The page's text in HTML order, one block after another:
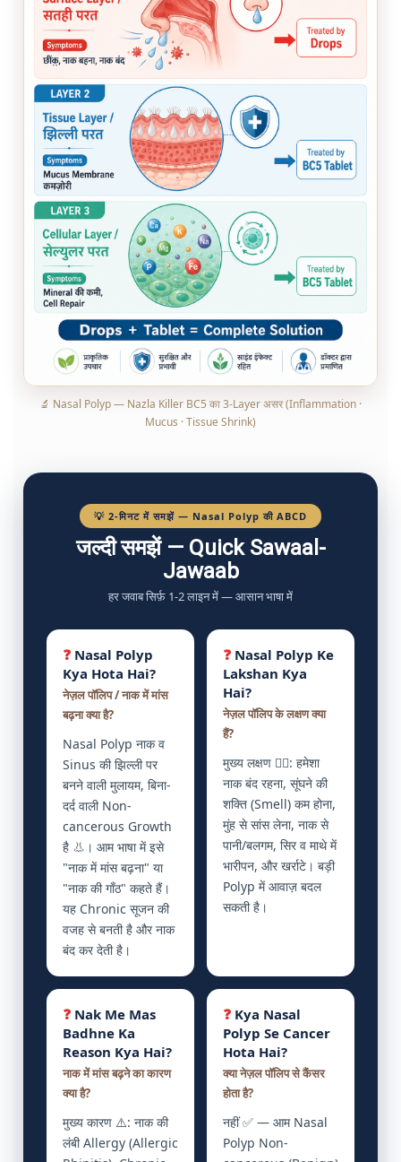
🔬 Nasal Polyp — Nazla Killer BC5 का 3-Layer असर (Inflammation ·
Mucus · Tissue Shrink)
💡 2-मिनट में समझें — Nasal Polyp की ABCD
जल्दी समझें — Quick Sawaal-
Jawaab
हर जवाब सिर्फ़ 1-2 लाइन में — आसान भाषा में
❓ Nasal Polyp
Kya Hota Hai?
नेज़ल पॉलिप / नाक में मांस
बढ़ना क्या है?
Nasal Polyp नाक व
Sinus की झिल्ली पर
बनने वाली मुलायम, बिना-
दर्द वाली Non-
cancerous Growth
है 👃। आम भाषा में इसे
"नाक में मांस बढ़ना" या
"नाक की गाँठ" कहते हैं।
यह Chronic सूजन की
वजह से बनती है और नाक
बंद कर देती है।
❓ Nasal Polyp Ke
Lakshan Kya
Hai?
नेज़ल पॉलिप के लक्षण क्या
हैं?
मुख्य लक्षण 😮‍💨: हमेशा
नाक बंद रहना, सूंघने की
शक्ति (Smell) कम होना,
मुंह से सांस लेना, नाक से
पानी/बलगम, सिर व माथे में
भारीपन, और खर्राटे। बड़ी
Polyp में आवाज़ बदल
सकती है।
❓ Nak Me Mas
Badhne Ka
Reason Kya Hai?
नाक में मांस बढ़ने का कारण
क्या है?
मुख्य कारण ⚠️: नाक की
लंबी Allergy (Allergic
❓ Kya Nasal
Polyp Se Cancer
Hota Hai?
क्या नेज़ल पॉलिप से कैंसर
होता है?
नहीं ✅ — आम Nasal
Polyp Non-